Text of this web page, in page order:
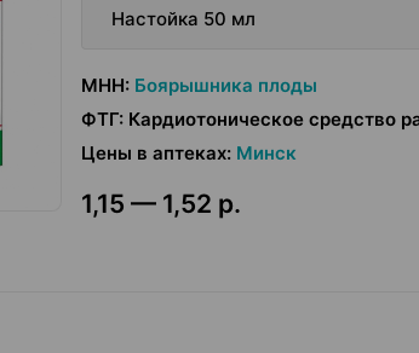
Настойка 50 мл
МНН: Боярышника плоды
ФТГ: Кардиотоническое средство
Цены в аптеках: Минск
1,15 — 1,52 р.